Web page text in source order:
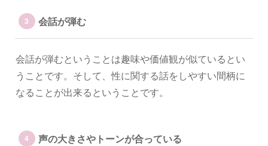
会話が弾む
会話が弾むということは趣味や価値観が似ているとい
うことです。そして、性に関する話をしやすい間柄に
なることが出来るということです。
声の大きさやトーンが合っている